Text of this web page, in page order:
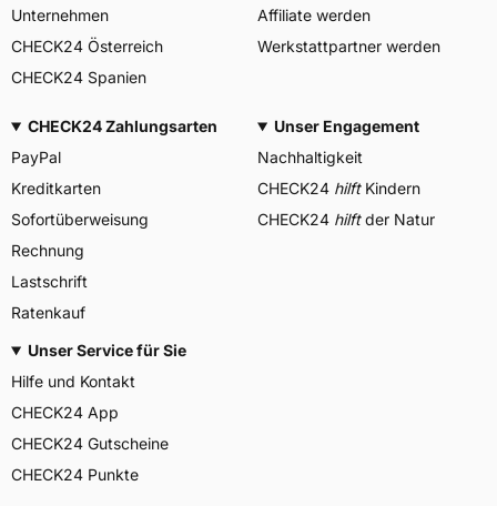
Unternehmen
CHECK24 Österreich
CHECK24 Spanien
Affiliate werden
Werkstattpartner werden
CHECK24 Zahlungsarten
PayPal
Kreditkarten
Sofortüberweisung
Rechnung
Lastschrift
Ratenkauf
Unser Engagement
Nachhaltigkeit
CHECK24 hilftKindern
CHECK24 hilftder Natur
Unser Service für Sie
Hilfe und Kontakt
CHECK24 App
CHECK24 Gutscheine
CHECK24 Punkte